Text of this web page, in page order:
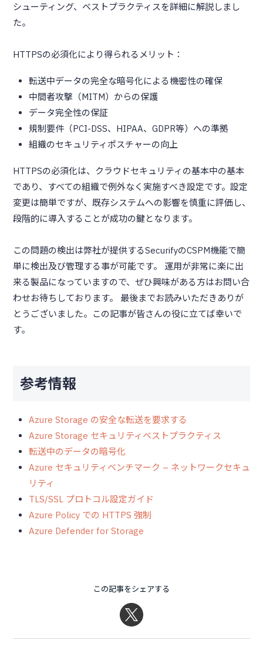
シューティング、ベストプラクティスを詳細に解説しまし
た。
HTTPSの必須化により得られるメリット：
転送中データの完全な暗号化による機密性の確保
中間者攻撃（MITM）からの保護
データ完全性の保証
規制要件（PCI-DSS、HIPAA、GDPR等）への準拠
組織のセキュリティポスチャーの向上
HTTPSの必須化は、クラウドセキュリティの基本中の基本
であり、すべての組織で例外なく実施すべき設定です。設定
変更は簡単ですが、既存システムへの影響を慎重に評価し、
段階的に導入することが成功の鍵となります。
この問題の検出は弊社が提供するSecurifyのCSPM機能で簡
単に検出及び管理する事が可能です。 運用が非常に楽に出
来る製品になっていますので、ぜひ興味がある方はお問い合
わせお待ちしております。 最後までお読みいただきありが
とうございました。この記事が皆さんの役に立てば幸いで
す。
参考情報
Azure Storage の安全な転送を要求する
Azure Storage セキュリティベストプラクティス
転送中のデータの暗号化
Azure セキュリティベンチマーク – ネットワークセキュ
リティ
TLS/SSL プロトコル設定ガイド
Azure Policy での HTTPS 強制
Azure Defender for Storage
この記事をシェアする